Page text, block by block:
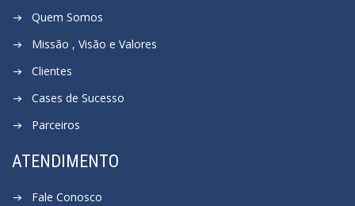
Quem Somos
Missão , Visão e Valores
Clientes
Cases de Sucesso
Parceiros
ATENDIMENTO
Fale Conosco